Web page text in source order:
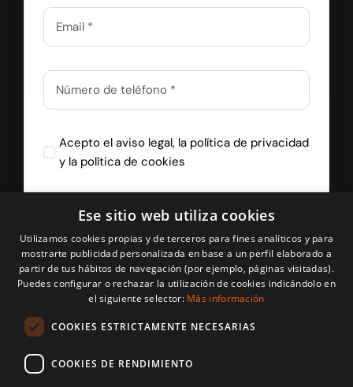
Acepto elaviso legal, la política de privacidad
y la política de cookies
Recibir Llamada
Ese sitio web utiliza cookies
Utilizamos cookies propias y de terceros para fines analíticos y para
mostrarte publicidad personalizada en base a un perfil elaborado a
partir de tus hábitos de navegación (por ejemplo, páginas visitadas).
Puedes configurar o rechazar la utilización de cookies indicándolo en
el siguiente selector: Más información
COOKIES ESTRICTAMENTE NECESARIAS
COOKIES DE RENDIMIENTO